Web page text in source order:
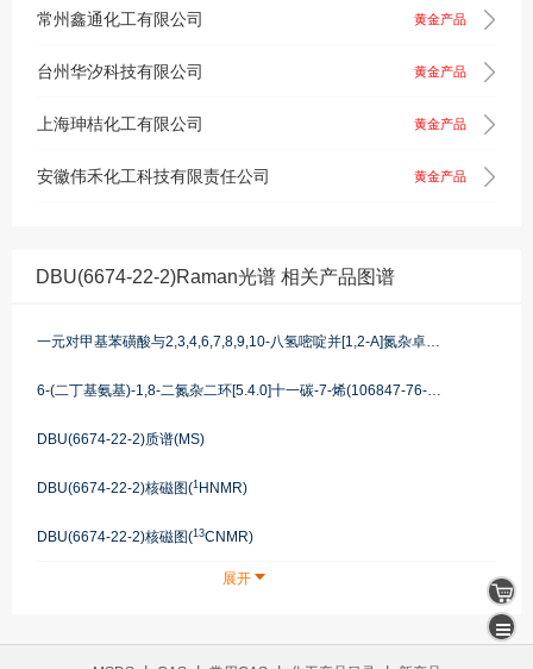
常州鑫通化工有限公司 黄金产品
台州华汐科技有限公司 黄金产品
上海珅桔化工有限公司 黄金产品
安徽伟禾化工科技有限责任公司 黄金产品
DBU(6674-22-2)Raman光谱 相关产品图谱
一元对甲基苯磺酸与2,3,4,6,7,8,9,10-八氢嘧啶并[1,2-A]氮杂卓的化合物(1:1)(51376-18-2)红外图谱(IR)
6-(二丁基氨基)-1,8-二氮杂二环[5.4.0]十一碳-7-烯(106847-76-1)红外图谱(IR)
DBU(6674-22-2)质谱(MS)
DBU(6674-22-2)核磁图(1 HNMR)
DBU(6674-22-2)核磁图(13CNMR)
展开